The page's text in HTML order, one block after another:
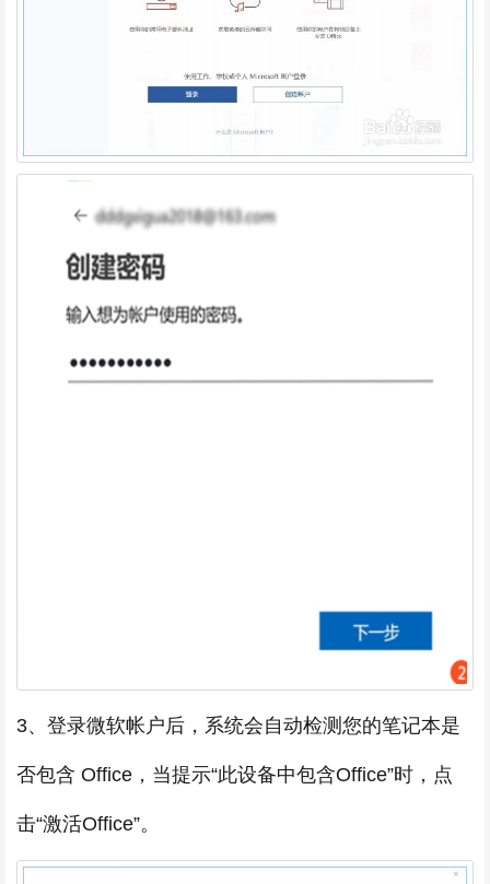
3、登录微软帐户后，系统会自动检测您的笔记本是
否包含 Office，当提示“此设备中包含Office”时，点
击“激活Office”。